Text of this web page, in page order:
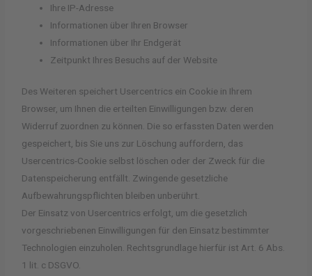
Ihre IP-Adresse
Informationen über Ihren Browser
Informationen über Ihr Endgerät
Zeitpunkt Ihres Besuchs auf der Website
Des Weiteren speichert Usercentrics ein Cookie in Ihrem
Browser, um Ihnen die erteilten Einwilligungen bzw. deren
Widerruf zuordnen zu können. Die so erfassten Daten werden
gespeichert, bis Sie uns zur Löschung auffordern, das
Usercentrics-Cookie selbst löschen oder der Zweck für die
Datenspeicherung entfällt. Zwingende gesetzliche
Aufbewahrungspflichten bleiben unberührt.
Der Einsatz von Usercentrics erfolgt, um die gesetzlich
vorgeschriebenen Einwilligungen für den Einsatz bestimmter
Technologien einzuholen. Rechtsgrundlage hierfür ist Art. 6 Abs.
1 lit. c DSGVO.